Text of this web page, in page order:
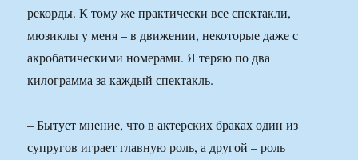
рекорды. К тому же практически все спектакли,
мюзиклы у меня – в движении, некоторые даже с
акробатическими номерами. Я теряю по два
килограмма за каждый спектакль.
– Бытует мнение, что в актерских браках один из
супругов играет главную роль, а другой – роль